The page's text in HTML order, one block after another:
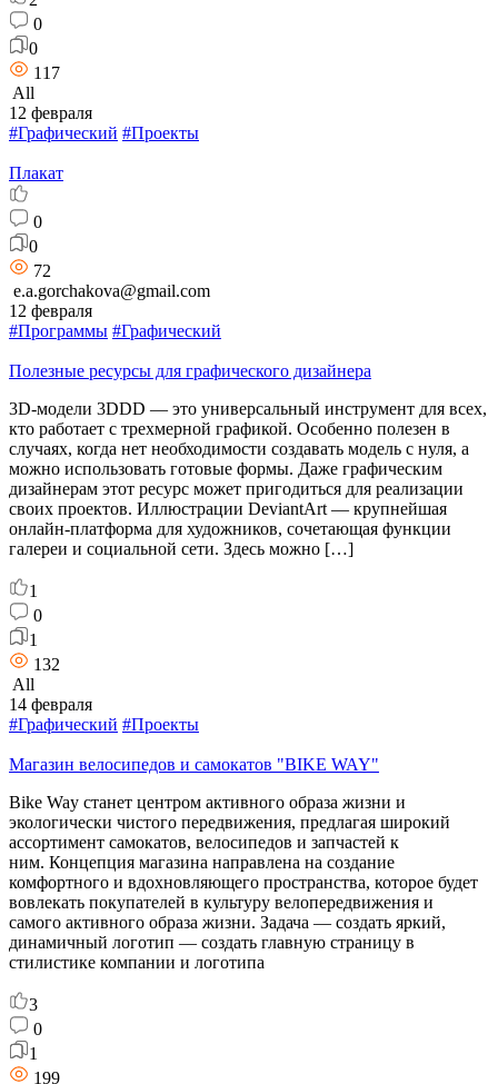
0
0
117
All
12 февраля
#Графический #Проекты
Плакат
0
0
72
e.a.gorchakova@gmail.com
12 февраля
#Программы #Графический
Полезные ресурсы для графического дизайнера
3D-модели 3DDD — это универсальный инструмент для всех,
кто работает с трехмерной графикой. Особенно полезен в
случаях, когда нет необходимости создавать модель с нуля, а
можно использовать готовые формы. Даже графическим
дизайнерам этот ресурс может пригодиться для реализации
своих проектов. Иллюстрации DeviantArt — крупнейшая
онлайн-платформа для художников, сочетающая функции
галереи и социальной сети. Здесь можно […]
1
0
1
132
All
14 февраля
#Графический #Проекты
Магазин велосипедов и самокатов "BIKE WAY"
Bike Way станет центром активного образа жизни и
экологически чистого передвижения, предлагая широкий
ассортимент самокатов, велосипедов и запчастей к
ним. Концепция магазина направлена на создание
комфортного и вдохновляющего пространства, которое будет
вовлекать покупателей в культуру велопередвижения и
самого активного образа жизни. Задача — создать яркий,
динамичный логотип — создать главную страницу в
стилистике компании и логотипа
3
0
1
199